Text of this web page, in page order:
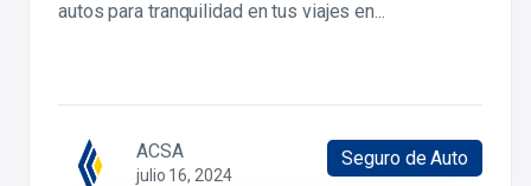
autos para tranquilidad en tus viajes en...
ACSA
julio 16, 2024
Seguro de Auto